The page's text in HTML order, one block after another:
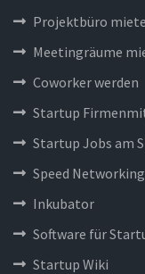
Projektbüro
Meetingräume
Coworker werden
Startup
Startup Jobs am
Speed Networking
Inkubator
Software für
Startup Wiki